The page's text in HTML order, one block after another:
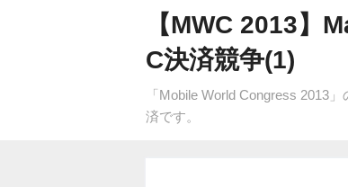
【MWC 2013】
C決済競争(1)
「Mobile World Congress 2013
済です。